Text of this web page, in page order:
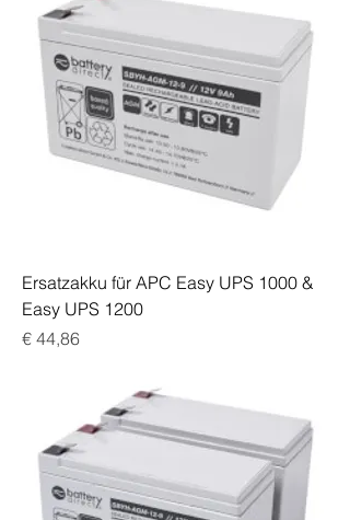
Ersatzakku für APC Easy UPS 1000 &
Easy UPS 1200
Preis
€ 44,86